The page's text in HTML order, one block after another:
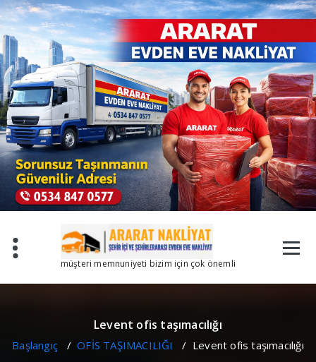
İçeriğe
geç
müşteri memnuniyeti bizim için çok önemli
Levent ofis taşımacılığı
Başlangıç /OFİS TAŞIMACILIĞI / Levent ofis taşımacılığı